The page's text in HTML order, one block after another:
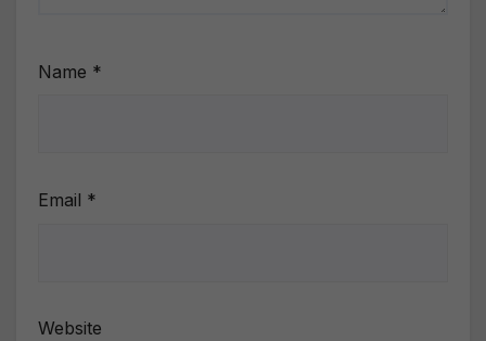
Name *
Email *
Website